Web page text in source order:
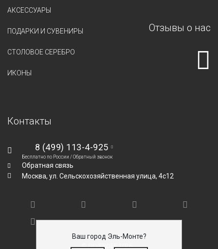
Ваш город Эль-Монте?
АКСЕССУАРЫ
ПОДАРКИ И СУВЕНИРЫ
СТОЛОВОЕ СЕРЕБРО
ИКОНЫ
Отзывы о нас
Контакты
8 (499) 113-4-925
Бесплатно по России /Обратный звонок
Обратная связь
Москва, ул. Сельскохозяйственная улица, 4с12
© SILVEROFF 2026